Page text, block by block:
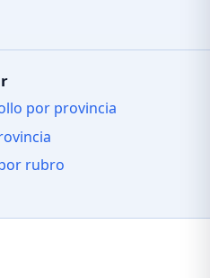
por provincia
rubro